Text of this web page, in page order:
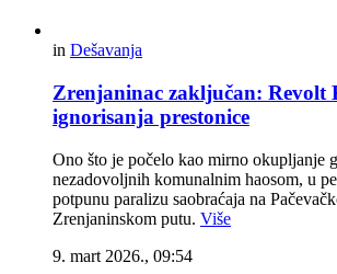
in Dešavanja
Zrenjaninac zaključan: Revolt
ignorisanja prestonice
Ono što je počelo kao mirno okupljanje
nezadovoljnih komunalnim haosom, u
potpunu paralizu saobraćaja na
Zrenjaninskom putu. Više
9. mart 2026., 09:54